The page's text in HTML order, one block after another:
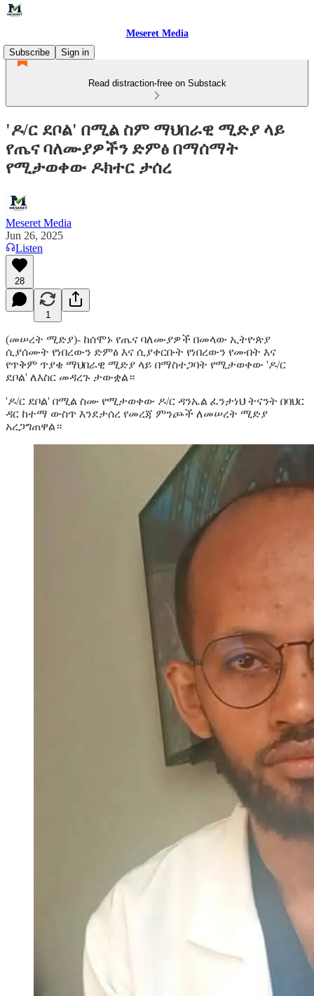
Meseret Media
Subscribe
Sign in
Read distraction-free on Substack
'ዶ/ር ደቦል' በሚል ስም ማህበራዊ ሚድያ ላይ
የጤና ባለሙያዎችን ድምፅ በማሰማት
የሚታወቀው ዶክተር ታሰረ
Meseret Media
Jun 26, 2025
Listen
28
1
(መሠረት ሚድያ)- ከሰሞኑ የጤና ባለሙያዎች በመላው ኢትዮጵያ
ሲያሰሙት የነበረውን ድምፅ እና ሲያቀርቡት የነበረውን የመብት እና
የጥቅም ጥያቄ ማህበራዊ ሚድያ ላይ በማስተጋባት የሚታወቀው 'ዶ/ር
ደቦል' ለእስር መዳረጉ ታውቋል።
'ዶ/ር ደቦል' በሚል ስሙ የሚታወቀው ዶ/ር ዳንኤል ፈንታነህ ትናንት በባህር
ዳር ከተማ ውስጥ እንደታሰረ የመረጃ ምንጮች ለመሠረት ሚድያ
አረጋግጠዋል።